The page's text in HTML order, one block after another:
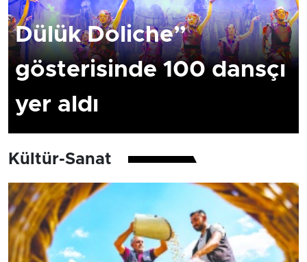
Dülük Doliche”
gösterisinde 100 dansçı
yer aldı
Kültür-Sanat